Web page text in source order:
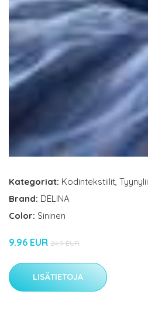
Kategoriat: Kodintekstiilit,
Brand: DELINA
Color: Sininen
9.96 EUR 24.9 EUR
LISÄTIETOJA